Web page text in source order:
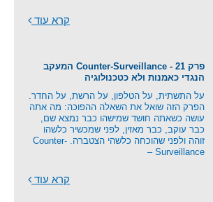
קרא עוד
פרק 21 - Counter-Surveillance המעקב
הנגדי כאמנות ולא כטכנולוגיה
על התשתית, על הטלפון, על הרשת, על החדר.
הפרק הזה שואל את השאלה ההפוכה: מה אתה
עושה כשאתה חושד שמישהו כבר נמצא שם,
כבר עוקב, כבר מאזין, לפני שמכשיר כלשהו
זוהה ולפני שהוכחה כלשהי הצטברה. Counter-
Surveillance –
קרא עוד